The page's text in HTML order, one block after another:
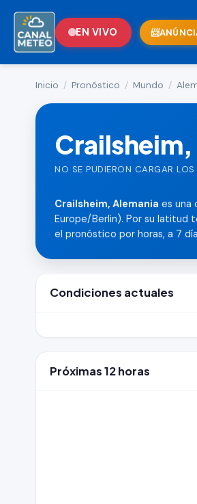
EN VIVO
Inicio / Pronóstico / Mundo /
NO SE PUDIERON CARGAR LOS
Crailsheim, Alemania es una
Europe/Berlin). Por su latitud
el pronóstico por horas, a 7
Condiciones actuales
Próximas 12 horas